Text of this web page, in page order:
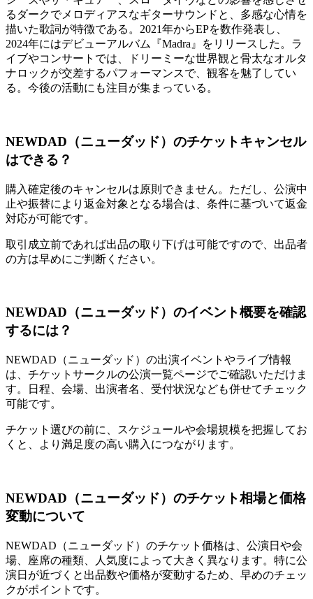
るダークでメロディアスなギターサウンドと、多感な心情を
描いた歌詞が特徴である。2021年からEPを数作発表し、
2024年にはデビューアルバム『Madra』をリリースした。ラ
イブやコンサートでは、ドリーミーな世界観と骨太なオルタ
ナロックが交差するパフォーマンスで、観客を魅了してい
る。今後の活動にも注目が集まっている。
NEWDAD（ニューダッド）のチケットキャンセル
はできる？
購入確定後のキャンセルは原則できません。ただし、公演中
止や振替により返金対象となる場合は、条件に基づいて返金
対応が可能です。
取引成立前であれば出品の取り下げは可能ですので、出品者
の方は早めにご判断ください。
NEWDAD（ニューダッド）のイベント概要を確認
するには？
NEWDAD（ニューダッド）の出演イベントやライブ情報
は、チケットサークルの公演一覧ページでご確認いただけま
す。日程、会場、出演者名、受付状況なども併せてチェック
可能です。
チケット選びの前に、スケジュールや会場規模を把握してお
くと、より満足度の高い購入につながります。
NEWDAD（ニューダッド）のチケット相場と価格
変動について
NEWDAD（ニューダッド）のチケット価格は、公演日や会
場、座席の種類、人気度によって大きく異なります。特に公
演日が近づくと出品数や価格が変動するため、早めのチェッ
クがポイントです。